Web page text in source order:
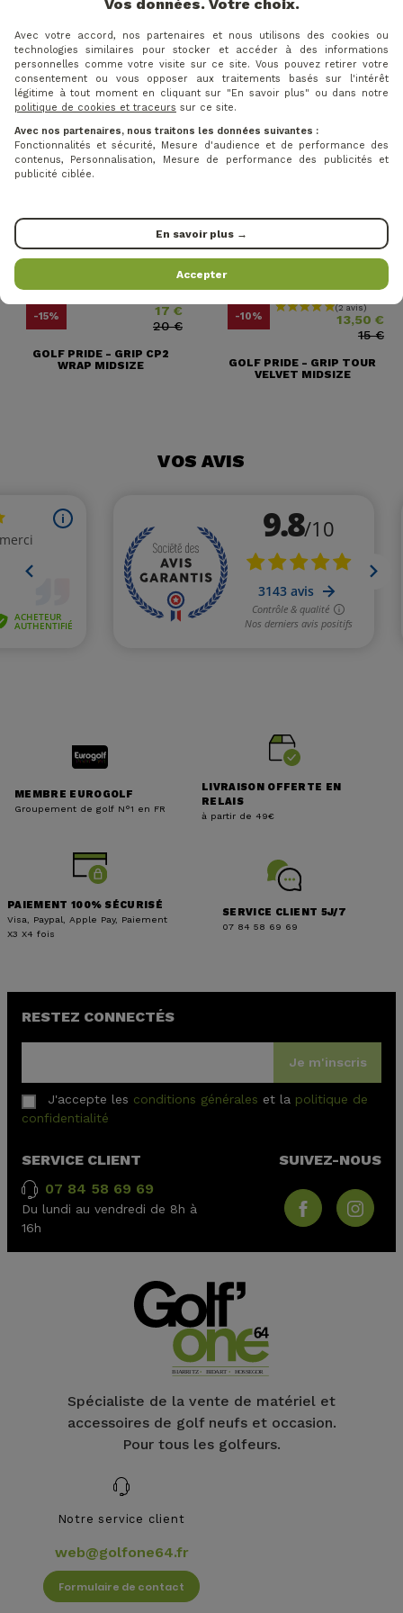
20 €
WINN - GRIP DRITAC
MIDSIZE DARK GREY
GOLF PRIDE GRIP CPX
MIDSIZE
-15% 17 €
Prix ​​habituel
20 €
GOLF PRIDE - GRIP CP2
WRAP MIDSIZE
-10% Prix 13,50 €
Prix ​​habituel
15 €
GOLF PRIDE - GRIP TOUR
VELVET MIDSIZE
VOS AVIS
MEMBRE EUROGOLF
Groupement de golf N°1 en FR
LIVRAISON OFFERTE EN
RELAIS
à partir de 49€
PAIEMENT 100% SÉCURISÉ
Visa, Paypal, Apple Pay, Paiement
X3 X4 fois
SERVICE CLIENT 5J/7
07 84 58 69 69
RESTEZ CONNECTÉS
Je m'inscris
J'accepte les conditions générales et la politique de
confidentialité
SERVICE CLIENT
07 84 58 69 69
Du lundi au vendredi de 8h à
16h
SUIVEZ-NOUS
Spécialiste de la vente de matériel et
accessoires de golf neufs et occasion.
Pour tous les golfeurs.
Notre service client
web@golfone64.fr
Formulaire de contact
Vos données. Votre choix.
Avec votre accord, nos partenaires et nous utilisons des cookies ou
technologies similaires pour stocker et accéder à des informations
personnelles comme votre visite sur ce site. Vous pouvez retirer votre
consentement ou vous opposer aux traitements basés sur l'intérêt
légitime à tout moment en cliquant sur "En savoir plus" ou dans notre
politique de cookies et traceurs sur ce site.
Avec nos partenaires, nous traitons les données suivantes :
Fonctionnalités et sécurité, Mesure d'audience et de performance des
contenus, Personnalisation, Mesure de performance des publicités et
publicité ciblée.
En savoir plus →
Accepter